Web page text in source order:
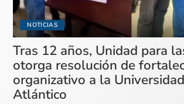
NOTICIAS
Tras 12 años, Unidad para
otorga resolución de
organizativo a la
Atlántico